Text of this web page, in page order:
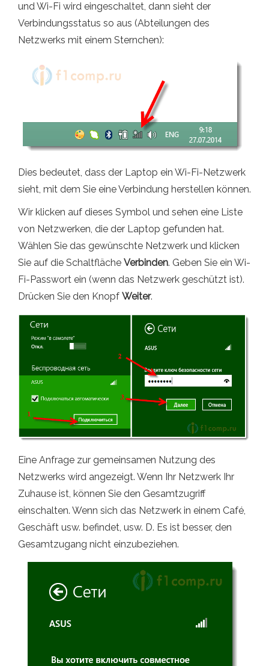
und Wi-Fi wird eingeschaltet, dann sieht der
Verbindungsstatus so aus (Abteilungen des
Netzwerks mit einem Sternchen):
Dies bedeutet, dass der Laptop ein Wi-Fi-Netzwerk
sieht, mit dem Sie eine Verbindung herstellen können.
Wir klicken auf dieses Symbol und sehen eine Liste
von Netzwerken, die der Laptop gefunden hat.
Wählen Sie das gewünschte Netzwerk und klicken
Sie auf die Schaltfläche Verbinden. Geben Sie ein Wi-
Fi-Passwort ein (wenn das Netzwerk geschützt ist).
Drücken Sie den Knopf Weiter.
Eine Anfrage zur gemeinsamen Nutzung des
Netzwerks wird angezeigt. Wenn Ihr Netzwerk Ihr
Zuhause ist, können Sie den Gesamtzugriff
einschalten. Wenn sich das Netzwerk in einem Café,
Geschäft usw. befindet, usw. D. Es ist besser, den
Gesamtzugang nicht einzubeziehen.